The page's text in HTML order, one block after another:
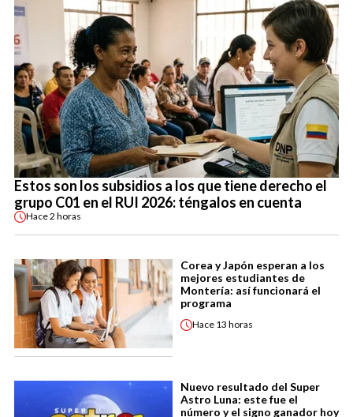
Estos son los subsidios a los que tiene derecho el
grupo C01 en el RUI 2026: téngalos en cuenta
Hace2 horas
Corea y Japón esperan a los
mejores estudiantes de
Montería: así funcionará el
programa
Hace 13 horas
Nuevo resultado del Super
Astro Luna: este fue el
número y el signo ganador hoy